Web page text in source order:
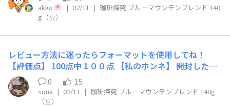
た。飲みやすく香り高いコーヒーと思います。 【リピー
ト】有りです。 昼食後、ゆっくり休んで味わいたいです。
akko | 02/11 | 珈琲探究 ブルーマウンテンブレンド 140
g（豆）
レビュー方法に迷ったらフォーマットを使用してね！
【評価点】 100点中１００点 【私のホンネ】 開封した時
の香りの良さは味わう前に珈琲を楽しませてくれます。
ブラックで飲むと、酸味が少なく甘みを感じます。 とて
もバランスの良い高級なコーヒーです。 ミルクを入れる
0 15
sona | 02/11 | 珈琲探究 ブルーマウンテンブレンド 140g
（豆）